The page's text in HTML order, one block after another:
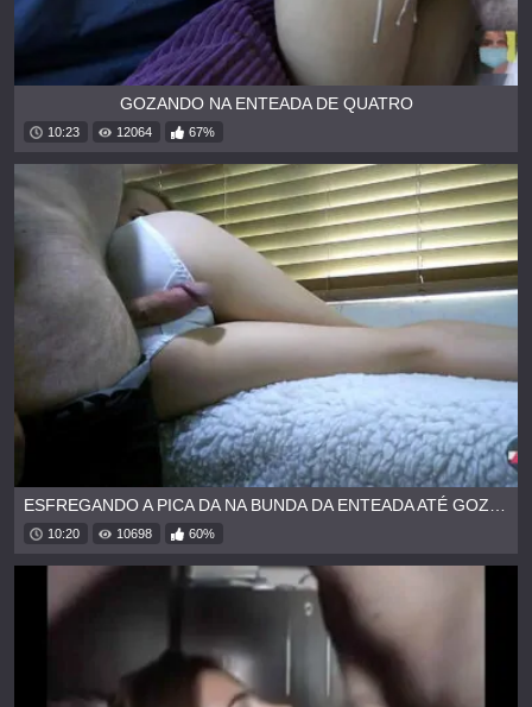
GOZANDO NA ENTEADA DE QUATRO
10:23 12064 67%
10:20 10698 60%